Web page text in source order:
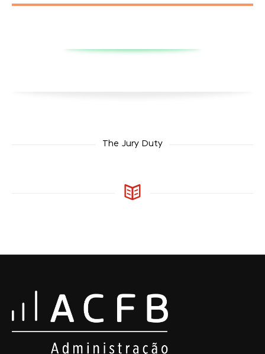
The Jury Duty